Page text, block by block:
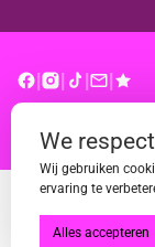
We
Wij gebruiken
ervaring te
Alles accepteren